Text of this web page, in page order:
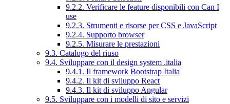
9.2.2. Verificare le feature disponibili con Can I
use
9.2.3. Strumenti e risorse per CSS e JavaScript
9.2.4. Supporto browser
9.2.5. Misurare le prestazioni
9.3. Catalogo del riuso
9.4. Sviluppare con il design system .italia
9.4.1. Il framework Bootstrap Italia
9.4.2. Il kit di sviluppo React
9.4.3. Il kit di sviluppo Angular
9.5. Sviluppare con i modelli di sito e servizi